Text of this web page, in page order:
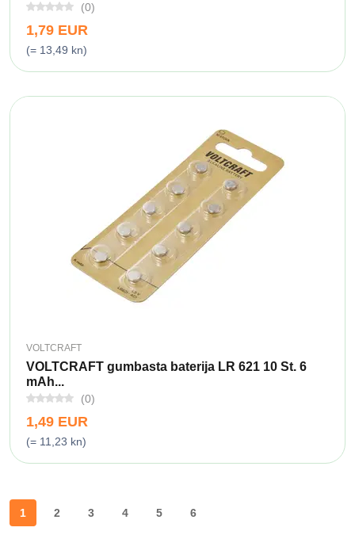
(0)
1,79 EUR
(= 13,49 kn)
VOLTCRAFT
VOLTCRAFT gumbasta baterija LR 621 10 St. 6
mAh...
(0)
1,49 EUR
(= 11,23 kn)
1 2 3 4 5 6